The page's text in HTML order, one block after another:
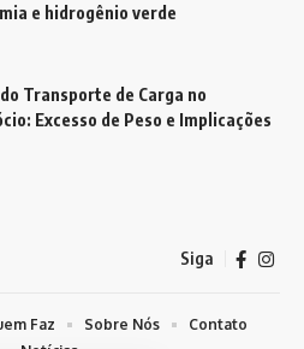
e hidrogênio verde
Transporte de Carga no
Excesso de Peso e Implicações
Siga
Faz Sobre Nós
Contato